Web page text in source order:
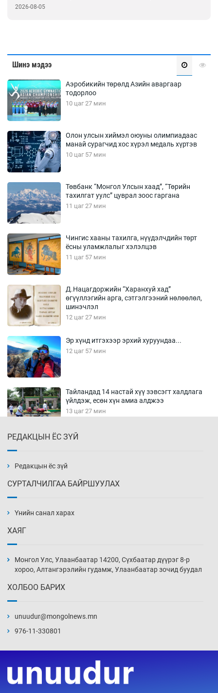
2026-08-05
Шинэ мэдээ
Аэробикийн төрөлд Азийн аваргаар
тодорлоо
10 цаг 27 мин
Олон улсын хиймэл оюуны олимпиадаас
манай сурагчид хос хүрэл медаль хүртэв
10 цаг 57 мин
Төвбанк “Монгол Улсын хаад”, “Төрийн
тахилгат уулс” цуврал зоос гаргана
11 цаг 27 мин
Чингис хааны тахилга, нүүдэлчдийн төрт
ёсны уламжлалыг хэлэлцэв
11 цаг 57 мин
Д.Нацагдоржийн “Харанхуй хад”
өгүүллэгийн арга, сэтгэлгээний нөлөөлөл,
шинэчлэл
12 цаг 27 мин
Эр хүнд итгэхээр эрхий хуруундаа...
12 цаг 57 мин
Тайландад 14 настай хүү зэвсэгт халдлага
үйлдэж, есөн хүн амиа алджээ
13 цаг 27 мин
14 цаг 27 мин
14 цаг 57 мин
15 цаг 27 мин
15 цаг 42 мин
РЕДАКЦЫН ЁС ЗҮЙ
Редакцын ёс зүй
СУРТАЛЧИЛГАА БАЙРШУУЛАХ
Үнийн санал харах
ХАЯГ
Монгол Улс, Улаанбаатар 14200, Сүхбаатар дүүрэг 8-р
хороо, Алтангэрэлийн гудамж, Улаанбаатар зочид буудал
ХОЛБОО БАРИХ
unuudur@mongolnews.mn
976-11-330801